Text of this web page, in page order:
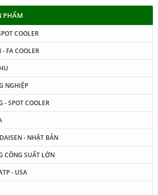
PHẨM
COOLER
FA COOLER
NGHIỆP
SPOT COOLER
- NHẬT BẢN
CÔNG SUẤT LỚN
- USA